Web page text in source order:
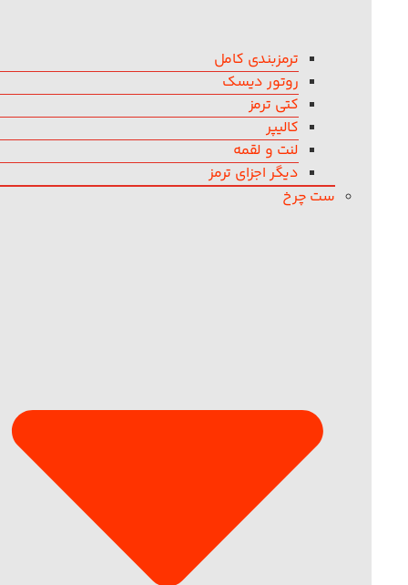
ترمزبندی کامل
روتور دیسک
کتی ترمز
کالیپر
لنت و لقمه
دیگر اجزای ترمز
ست چرخ